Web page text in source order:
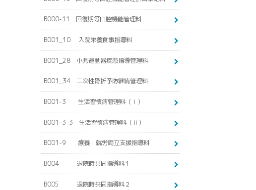
B000-11 回復期等口腔機能管理料
B001_10 入院栄養食事指導料
B001_28 小児運動器疾患指導管理料
B001_34 二次性骨折予防継続管理料
B001-3 生活習慣病管理料（Ⅰ）
B001-3-3 生活習慣病管理料（Ⅱ）
B001-9 療養・就労両立支援指導料
B004 退院時共同指導料１
B005 退院時共同指導料２